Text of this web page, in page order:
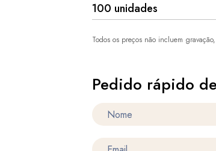
100 unidades
Todos os preços não incluem
Pedido rápido